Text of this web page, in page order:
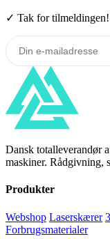
✓ Tak for tilmeldingen!
Dansk totalleverandør
maskiner. Rådgivning,
Produkter
Webshop Laserskærer
Forbrugsmaterialer